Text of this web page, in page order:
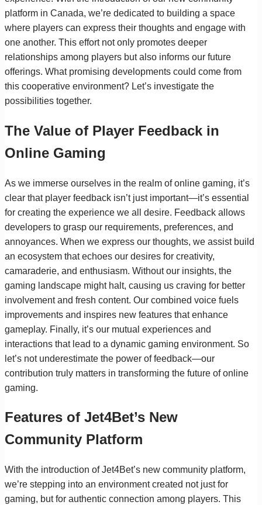
platform in Canada, we’re dedicated to building a space
where players can express their thoughts and engage with
one another. This effort not only promotes deeper
relationships among players but also informs our future
offerings. What promising developments could come from
this cooperative environment? Let’s investigate the
possibilities together.
The Value of Player Feedback in
Online Gaming
As we immerse ourselves in the realm of online gaming, it’s
clear that player feedback isn’t just important—it’s essential
for creating the experience we all desire. Feedback allows
developers to grasp our requirements, preferences, and
annoyances. When we express our thoughts, we assist build
an ecosystem that echoes our desires for creativity,
camaraderie, and enthusiasm. Without our insights, the
gaming landscape might halt, causing us craving for better
involvement and fresh content. Our combined voice fuels
improvements and inspires new features that enhance
gameplay. Finally, it’s our mutual experiences and
interactions that lead to a dynamic gaming environment. So
let’s not underestimate the power of feedback—our
contribution truly matters in transforming the future of online
gaming.
Features of Jet4Bet’s New
Community Platform
With the introduction of Jet4Bet’s new community platform,
we’re stepping into an environment created not just for
gaming, but for authentic connection among players. This